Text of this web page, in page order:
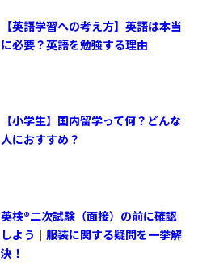
【英語学習への考え方】英語は本当
に必要？英語を勉強する理由
【小学生】国内留学って何？どんな
人におすすめ？
英検®︎二次試験（面接）の前に確認
しよう｜服装に関する疑問を一挙解
決！